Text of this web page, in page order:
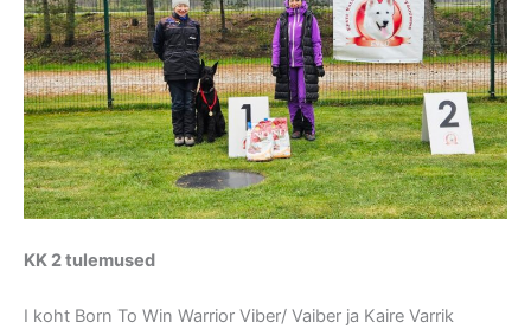
KK 2 tulemused
I koht Born To Win Warrior Viber/ Vaiber ja Kaire Varrik